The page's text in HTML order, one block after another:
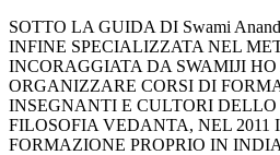
SOTTO LA GUIDA DI Swami
INFINE SPECIALIZZATA NEL
INCORAGGIATA DA SWAMIJI
ORGANIZZARE CORSI DI
INSEGNANTI E CULTORI
FILOSOFIA VEDANTA, NEL 2011
FORMAZIONE PROPRIO IN